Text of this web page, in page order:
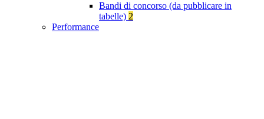
Bandi di concorso (da pubblicare in
tabelle) 2
Performance